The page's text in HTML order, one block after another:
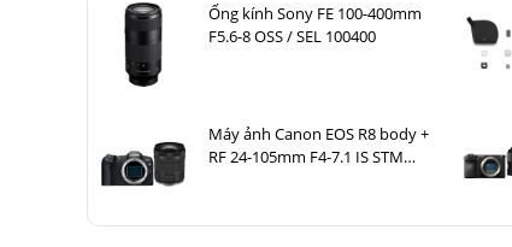
Ống kính Sony FE 100-400mm
F5.6-8 OSS / SEL 100400
Máy ảnh Canon EOS R8 body +
RF 24-105mm F4-7.1 IS STM